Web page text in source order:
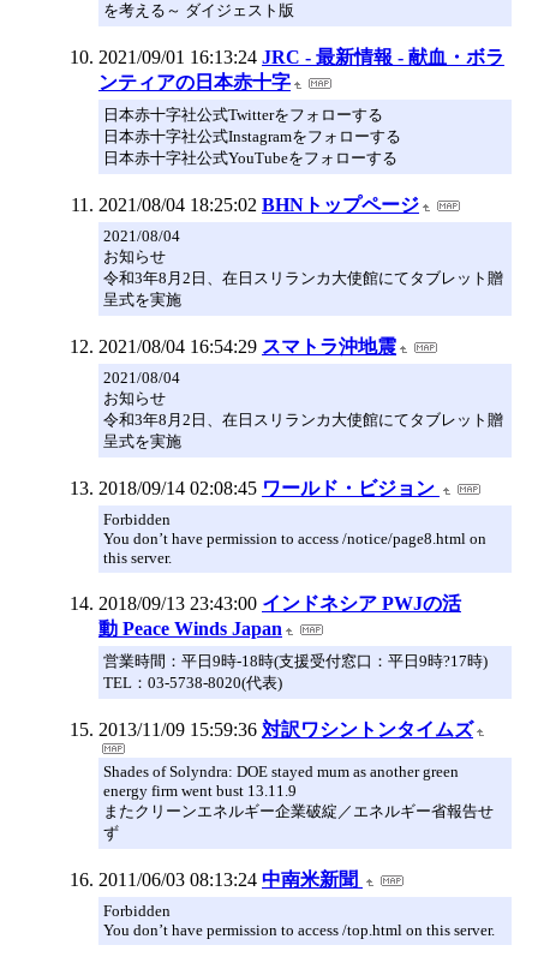
を考える～ ダイジェスト版
2021/09/01 16:13:24 JRC - 最新情報 - 献血・ボラ
ンティアの日本赤十字
日本赤十字社公式Twitterをフォローする
日本赤十字社公式Instagramをフォローする
日本赤十字社公式YouTubeをフォローする
2021/08/04 18:25:02 BHNトップページ
2021/08/04
お知らせ
令和3年8月2日、在日スリランカ大使館にてタブレット贈
呈式を実施
2021/08/04 16:54:29 スマトラ沖地震
2021/08/04
お知らせ
令和3年8月2日、在日スリランカ大使館にてタブレット贈
呈式を実施
2018/09/14 02:08:45 ワールド・ビジョン
Forbidden
You don’t have permission to access /notice/page8.html on
this server.
2018/09/13 23:43:00 インドネシア PWJの活
動 Peace Winds Japan
営業時間：平日9時-18時(支援受付窓口：平日9時?17時)
TEL：03-5738-8020(代表)
2013/11/09 15:59:36 対訳ワシントンタイムズ
Shades of Solyndra: DOE stayed mum as another green
energy firm went bust 13.11.9
またクリーンエネルギー企業破綻／エネルギー省報告せ
ず
2011/06/03 08:13:24 中南米新聞
Forbidden
You don’t have permission to access /top.html on this server.